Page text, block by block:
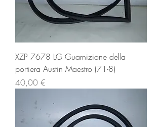
XZP 7678 LG Guarnizione della
portiera Austin Maestro (71-8)
Prezzo
40,00 €